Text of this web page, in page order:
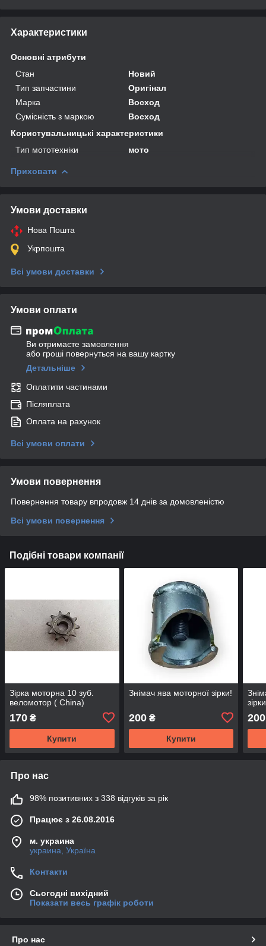
Характеристики
Основні атрибути
Стан
Новий
Тип запчастини
Оригінал
Марка
Восход
Сумісність з маркою
Восход
Користувальницькі характеристики
Тип мототехніки
мото
Приховати
Умови доставки
Нова Пошта
Укрпошта
Всі умови доставки
Умови оплати
Ви отримаєте замовлення
або гроші повернуться на вашу картку
Детальніше
Оплатити частинами
Післяплата
Оплата на рахунок
Всі умови оплати
Умови повернення
Повернення товару впродовж 14 днів за домовленістю
Всі умови повернення
Подібні товари компанії
Зірка моторна 10 зуб.
веломотор ( China)
170 ₴
Купити
Знімач ява моторної зірки!
200₴
Купити
200
Про нас
98% позитивних з 338 відгуків за рік
Працює з 26.08.2016
м. украина
украина, Україна
Контакти
Сьогодні вихідний
Показати весь графік роботи
Про нас